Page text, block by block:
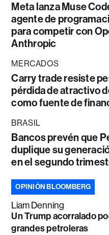
Meta lanza Muse
agente de
para competir con
Anthropic
MERCADOS
Carry trade resiste
pérdida de atractivo
como fuente de
BRASIL
Bancos prevén que
duplique su
en el segundo
OPINIÓN BLOOMBERG
Liam Denning
Un Trump acorralado
grandes petroleras